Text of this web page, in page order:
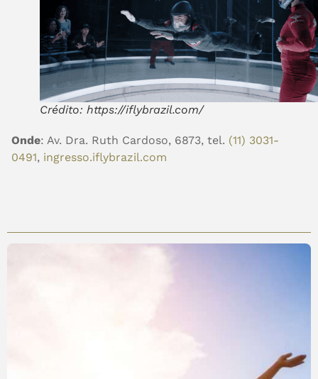
Crédito: https://iflybrazil.com/
Onde: Av. Dra. Ruth Cardoso, 6873, tel. (11) 3031-
0491, ingresso.iflybrazil.com